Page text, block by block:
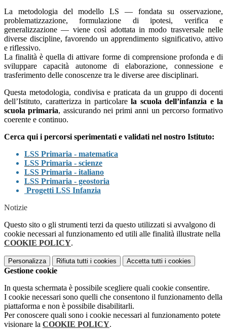
La metodologia del modello LS — fondata su osservazione,
problematizzazione, formulazione di ipotesi, verifica e
generalizzazione — viene così adottata in modo trasversale nelle
diverse discipline, favorendo un apprendimento significativo, attivo
e riflessivo.
La finalità è quella di attivare forme di comprensione profonda e di
sviluppare capacità autonome di elaborazione, connessione e
trasferimento delle conoscenze tra le diverse aree disciplinari.
Questa metodologia, condivisa e praticata da un gruppo di docenti
dell’Istituto, caratterizza in particolare la scuola dell’infanzia e la
scuola primaria, assicurando nei primi anni un percorso formativo
coerente e continuo.
Cerca qui i percorsi sperimentati e validati nel nostro Istituto:
LSS Primaria - matematica
LSS Primaria - scienze
LSS Primaria - italiano
LSS Primaria - geostoria
Progetti LSS Infanzia
Notizie
Questo sito o gli strumenti terzi da questo utilizzati si avvalgono di
cookie necessari al funzionamento ed utili alle finalità illustrate nella
COOKIE POLICY.
Personalizza Rifiuta tutti i cookies Accetta tutti i cookies
Gestione cookie
In questa schermata è possibile scegliere quali cookie consentire.
I cookie necessari sono quelli che consentono il funzionamento della
piattaforma e non è possibile disabilitarli.
Per conoscere quali sono i cookie necessari al funzionamento potete
visionare la COOKIE POLICY.